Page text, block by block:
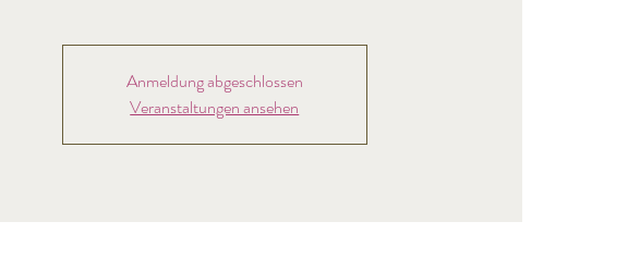
Anmeldung abgeschlossen
Veranstaltungen ansehen